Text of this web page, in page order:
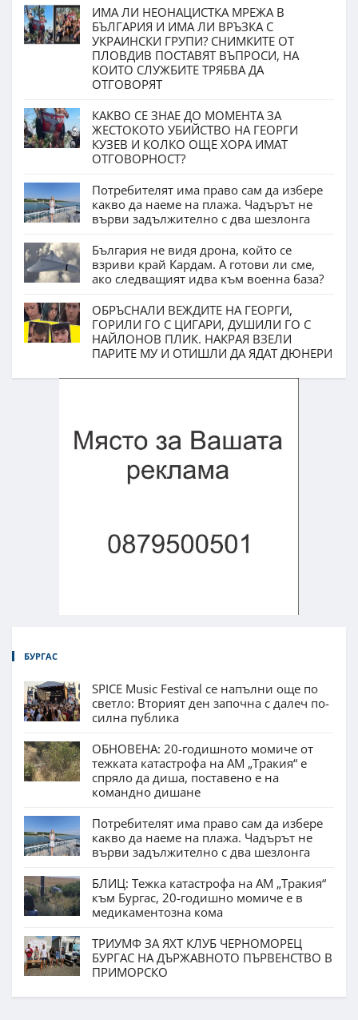
ИМА ЛИ НЕОНАЦИСТКА МРЕЖА В
БЪЛГАРИЯ И ИМА ЛИ ВРЪЗКА С
УКРАИНСКИ ГРУПИ? СНИМКИТЕ ОТ
ПЛОВДИВ ПОСТАВЯТ ВЪПРОСИ, НА
КОИТО СЛУЖБИТЕ ТРЯБВА ДА
ОТГОВОРЯТ
КАКВО СЕ ЗНАЕ ДО МОМЕНТА ЗА
ЖЕСТОКОТО УБИЙСТВО НА ГЕОРГИ
КУЗЕВ И КОЛКО ОЩЕ ХОРА ИМАТ
ОТГОВОРНОСТ?
Потребителят има право сам да избере
какво да наеме на плажа. Чадърът не
върви задължително с два шезлонга
България не видя дрона, който се
взриви край Кардам. А готови ли сме,
ако следващият идва към военна база?
ОБРЪСНАЛИ ВЕЖДИТЕ НА ГЕОРГИ,
ГОРИЛИ ГО С ЦИГАРИ, ДУШИЛИ ГО С
НАЙЛОНОВ ПЛИК. НАКРАЯ ВЗЕЛИ
ПАРИТЕ МУ И ОТИШЛИ ДА ЯДАТ ДЮНЕРИ
БУРГАС
SPICE Music Festival се напълни още по
светло: Вторият ден започна с далеч по-
силна публика
ОБНОВЕНА: 20-годишното момиче от
тежката катастрофа на АМ „Тракия“ е
спряло да диша, поставено е на
командно дишане
Потребителят има право сам да избере
какво да наеме на плажа. Чадърът не
върви задължително с два шезлонга
БЛИЦ: Тежка катастрофа на АМ „Тракия“
към Бургас, 20-годишно момиче е в
медикаментозна кома
ТРИУМФ ЗА ЯХТ КЛУБ ЧЕРНОМОРЕЦ
БУРГАС НА ДЪРЖАВНОТО ПЪРВЕНСТВО В
ПРИМОРСКО